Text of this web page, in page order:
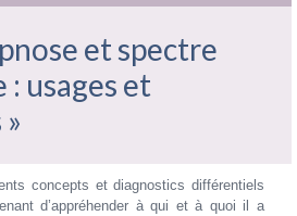
et spectre
usages et
concepts et diagnostics différentiels
d’appréhender à qui et à quoi il a